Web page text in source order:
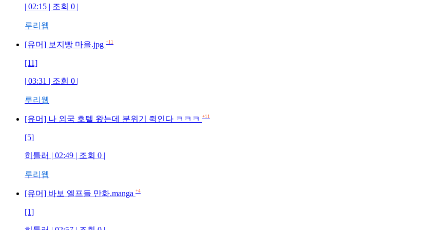
| 02:15 | 조회 0 |
루리웹
[유머] 보지빵 마을.jpg +11
[11]
| 03:31 | 조회 0 |
루리웹
[유머] 나 외국 호텔 왔는데 분위기 쥑인다 ㅋㅋㅋ +11
[5]
히틀러 | 02:49 | 조회 0 |
루리웹
[유머] 바보 엘프들 만화.manga +4
[1]